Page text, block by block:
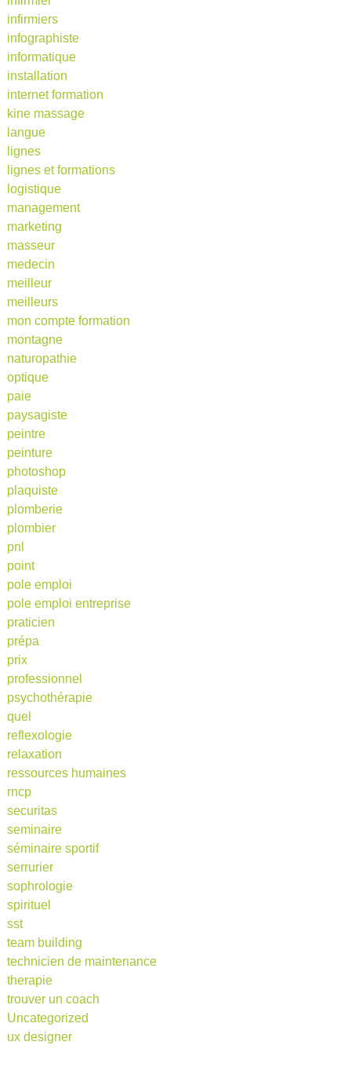
infirmiers
infographiste
informatique
installation
internet formation
kine massage
langue
lignes
lignes et formations
logistique
management
marketing
masseur
medecin
meilleur
meilleurs
mon compte formation
montagne
naturopathie
optique
paie
paysagiste
peintre
peinture
photoshop
plaquiste
plomberie
plombier
pnl
point
pole emploi
pole emploi entreprise
praticien
prépa
prix
professionnel
psychothérapie
quel
reflexologie
relaxation
ressources humaines
rncp
securitas
seminaire
séminaire sportif
serrurier
sophrologie
spirituel
sst
team building
technicien de maintenance
therapie
trouver un coach
Uncategorized
ux designer